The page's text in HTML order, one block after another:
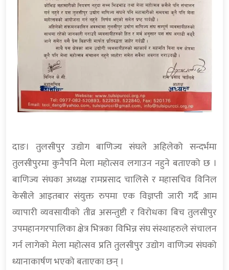
दाङ। तुलसीपुर उद्योग बाणिज्य संघले अहिलेको सन्दर्भमा
तुलसीपुरमा कुनैपनि मेला महोत्सव लगाउन नहुने बताएको छ ।
बाणिज्य संघका अध्यक्ष रामप्रसाद चालिसे र महासचिव विनिल
केसीले आइतबार संयुक्त रुपमा एक विज्ञप्ती जारी गर्दै आम
व्यापारी व्यवसायीको तीव्र असन्तुष्टी र विरोधका बिच तुलसीपुर
उपमहानगरपालिका क्षेत्र भित्रका विभिन्न संघ संस्थाहरुले संचालन
गर्न लागेको मेला महोत्सव प्रति तुलसीपुर उद्योग वाणिज्य संघको
ध्यानाकार्षण भएको बताएका छन् ।